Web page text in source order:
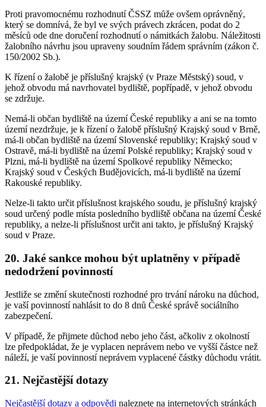
Proti pravomocnému rozhodnutí ČSSZ může ovšem oprávněný,
který se domnívá, že byl ve svých právech zkrácen, podat do 2
měsíců ode dne doručení rozhodnutí o námitkách žalobu. Náležitosti
žalobního návrhu jsou upraveny soudním řádem správním (zákon č.
150/2002 Sb.).
K řízení o žalobě je příslušný krajský (v Praze Městský) soud, v
jehož obvodu má navrhovatel bydliště, popřípadě, v jehož obvodu
se zdržuje.
Nemá-li občan bydliště na území České republiky a ani se na tomto
území nezdržuje, je k řízení o žalobě příslušný Krajský soud v Brně,
má-li občan bydliště na území Slovenské republiky; Krajský soud v
Ostravě, má-li bydliště na území Polské republiky; Krajský soud v
Plzni, má-li bydliště na území Spolkové republiky Německo;
Krajský soud v Českých Budějovicích, má-li bydliště na území
Rakouské republiky.
Nelze-li takto určit příslušnost krajského soudu, je příslušný krajský
soud určený podle místa posledního bydliště občana na území České
republiky, a nelze-li příslušnost určit ani takto, je příslušný Krajský
soud v Praze.
20. Jaké sankce mohou být uplatněny v případě
nedodržení povinností
Jestliže se změní skutečnosti rozhodné pro trvání nároku na důchod,
je vaší povinností nahlásit to do 8 dnů České správě sociálního
zabezpečení.
V případě, že přijmete důchod nebo jeho část, ačkoliv z okolností
lze předpokládat, že je vyplacen neprávem nebo ve vyšší částce než
náleží, je vaší povinností neprávem vyplacené částky důchodu vrátit.
21. Nejčastější dotazy
Nejčastější dotazy a odpovědi naleznete na internetových stránkách